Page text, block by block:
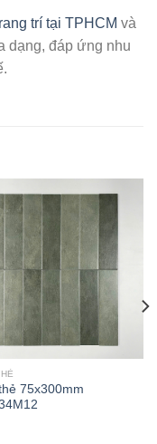
trí tại TPHCM và
dạng, đáp ứng nhu
75x300mm